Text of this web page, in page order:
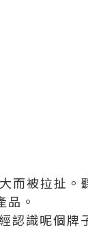
而被拉扯。
。
識呢個牌